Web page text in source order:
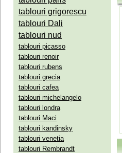
tablouri grigorescu
tablouri Dali
tablouri nud
tablouri picasso
tablouri renoir
tablouri rubens
tablouri grecia
tablouri cafea
tablouri michelangelo
tablouri londra
tablouri Maci
tablouri kandinsky
tablouri venetia
tablouri Rembrandt